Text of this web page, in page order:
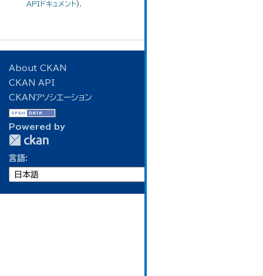
APIドキュメント).
About CKAN
CKAN API
CKANアソシエーション
Powered by
言語